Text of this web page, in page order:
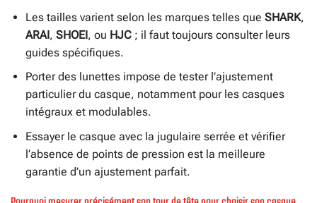
Les tailles varient selon les marques telles que SHARK,
ARAI, SHOEI, ou HJC; il faut toujours consulter leurs
guides spécifiques.
Porter des lunettes impose de tester l’ajustement
particulier du casque, notamment pour les casques
intégraux et modulables.
Essayer le casque avec la jugulaire serrée et vérifier
l’absence de points de pression est la meilleure
garantie d’un ajustement parfait.